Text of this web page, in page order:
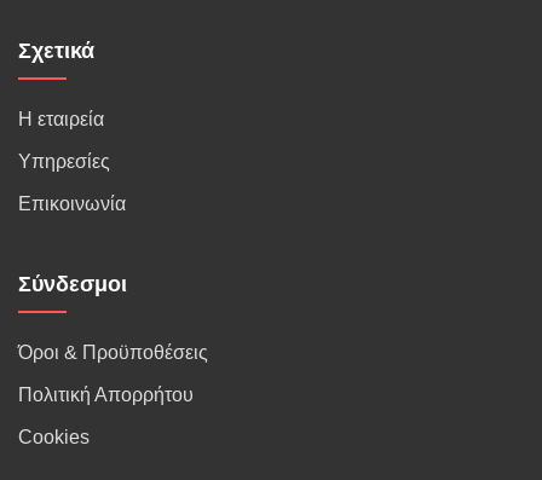
Σχετικά
Η εταιρεία
Υπηρεσίες
Επικοινωνία
Σύνδεσμοι
Όροι & Προϋποθέσεις
Πολιτική Απορρήτου
Cookies